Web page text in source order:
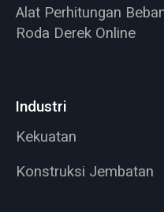
Alat Perhitungan
Roda Derek Online
Industri
Kekuatan
Konstruksi Jembatan